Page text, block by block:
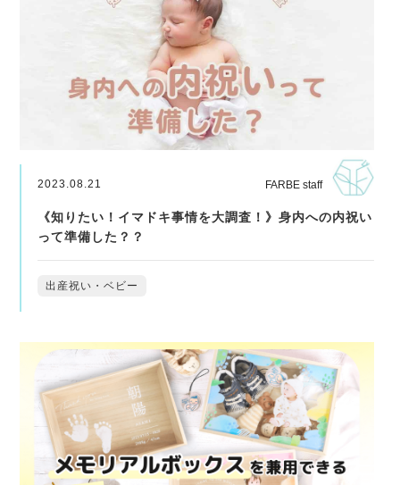
FARBE staff
2023.08.21
《知りたい！イマドキ事情を大調査！》身内への内祝い
って準備した？？
出産祝い・ベビー